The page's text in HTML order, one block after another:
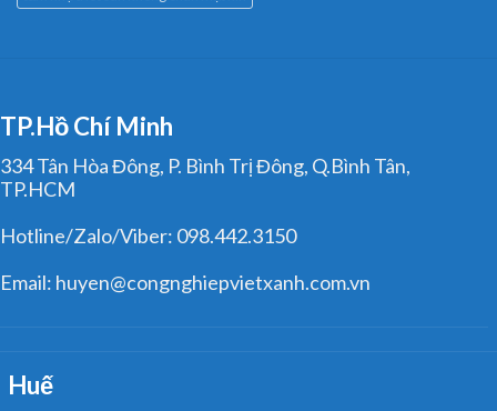
TP.Hồ Chí Minh
334 Tân Hòa Đông, P. Bình Trị Đông, Q.Bình Tân,
TP.HCM
Hotline/Zalo/Viber: 098.442.3150
Email: huyen@congnghiepvietxanh.com.vn
Huế